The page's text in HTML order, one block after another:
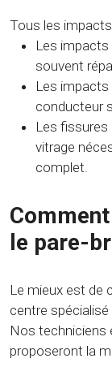
Tous les
Les impacts
souvent
Les impacts
conducteur
Les fissures
vitrage
complet.
le pare-
Le mieux est de
centre
Nos techniciens
proposeront la